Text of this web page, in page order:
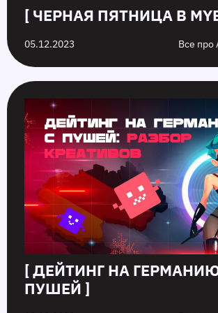
[ ЧЕРНАЯ ПЯТНИЦА В
05.12.2023 Все про
[ ДЕЙТИНГ НА
ПУШЕЙ ]